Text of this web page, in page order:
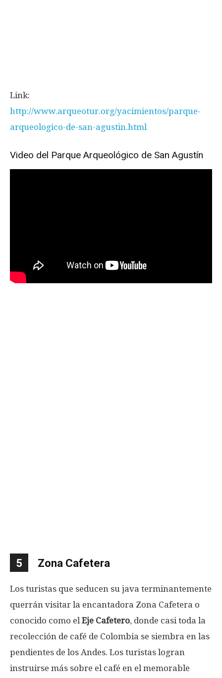
Link:
http://www.arqueotur.org/yacimientos/parque-
arqueologico-de-san-agustin.html
Video del Parque Arqueológico de San Agustín
5 Zona Cafetera
Los turistas que seducen su java terminantemente
querrán visitar la encantadora Zona Cafetera o
conocido como el Eje ​​Cafetero, donde casi toda la
recolección de café de Colombia se siembra en las
pendientes de los Andes. Los turistas logran
instruirse más sobre el café en el memorable